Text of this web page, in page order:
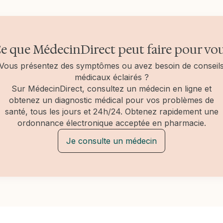
que MédecinDirect peut faire pour
présentez des symptômes ou avez besoin de
médicaux éclairés ?
Sur MédecinDirect, consultez un médecin en ligne et
obtenez un diagnostic médical pour vos problèmes de
santé, tous les jours et 24h/24. Obtenez rapidement une
ordonnance électronique acceptée en pharmacie.
Je consulte un médecin